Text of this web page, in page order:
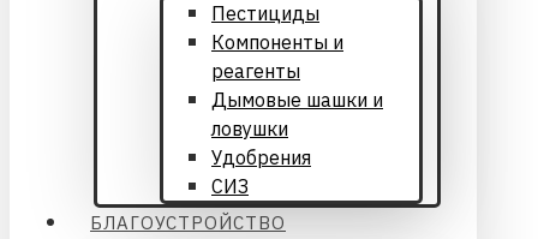
Пестициды
Компоненты и
реагенты
Дымовые шашки и
ловушки
Удобрения
СИЗ
БЛАГОУСТРОЙСТВО